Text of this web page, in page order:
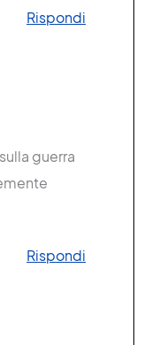
Rispondi
guerra
Rispondi